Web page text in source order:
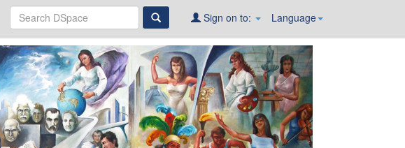
Language
Sign on to: